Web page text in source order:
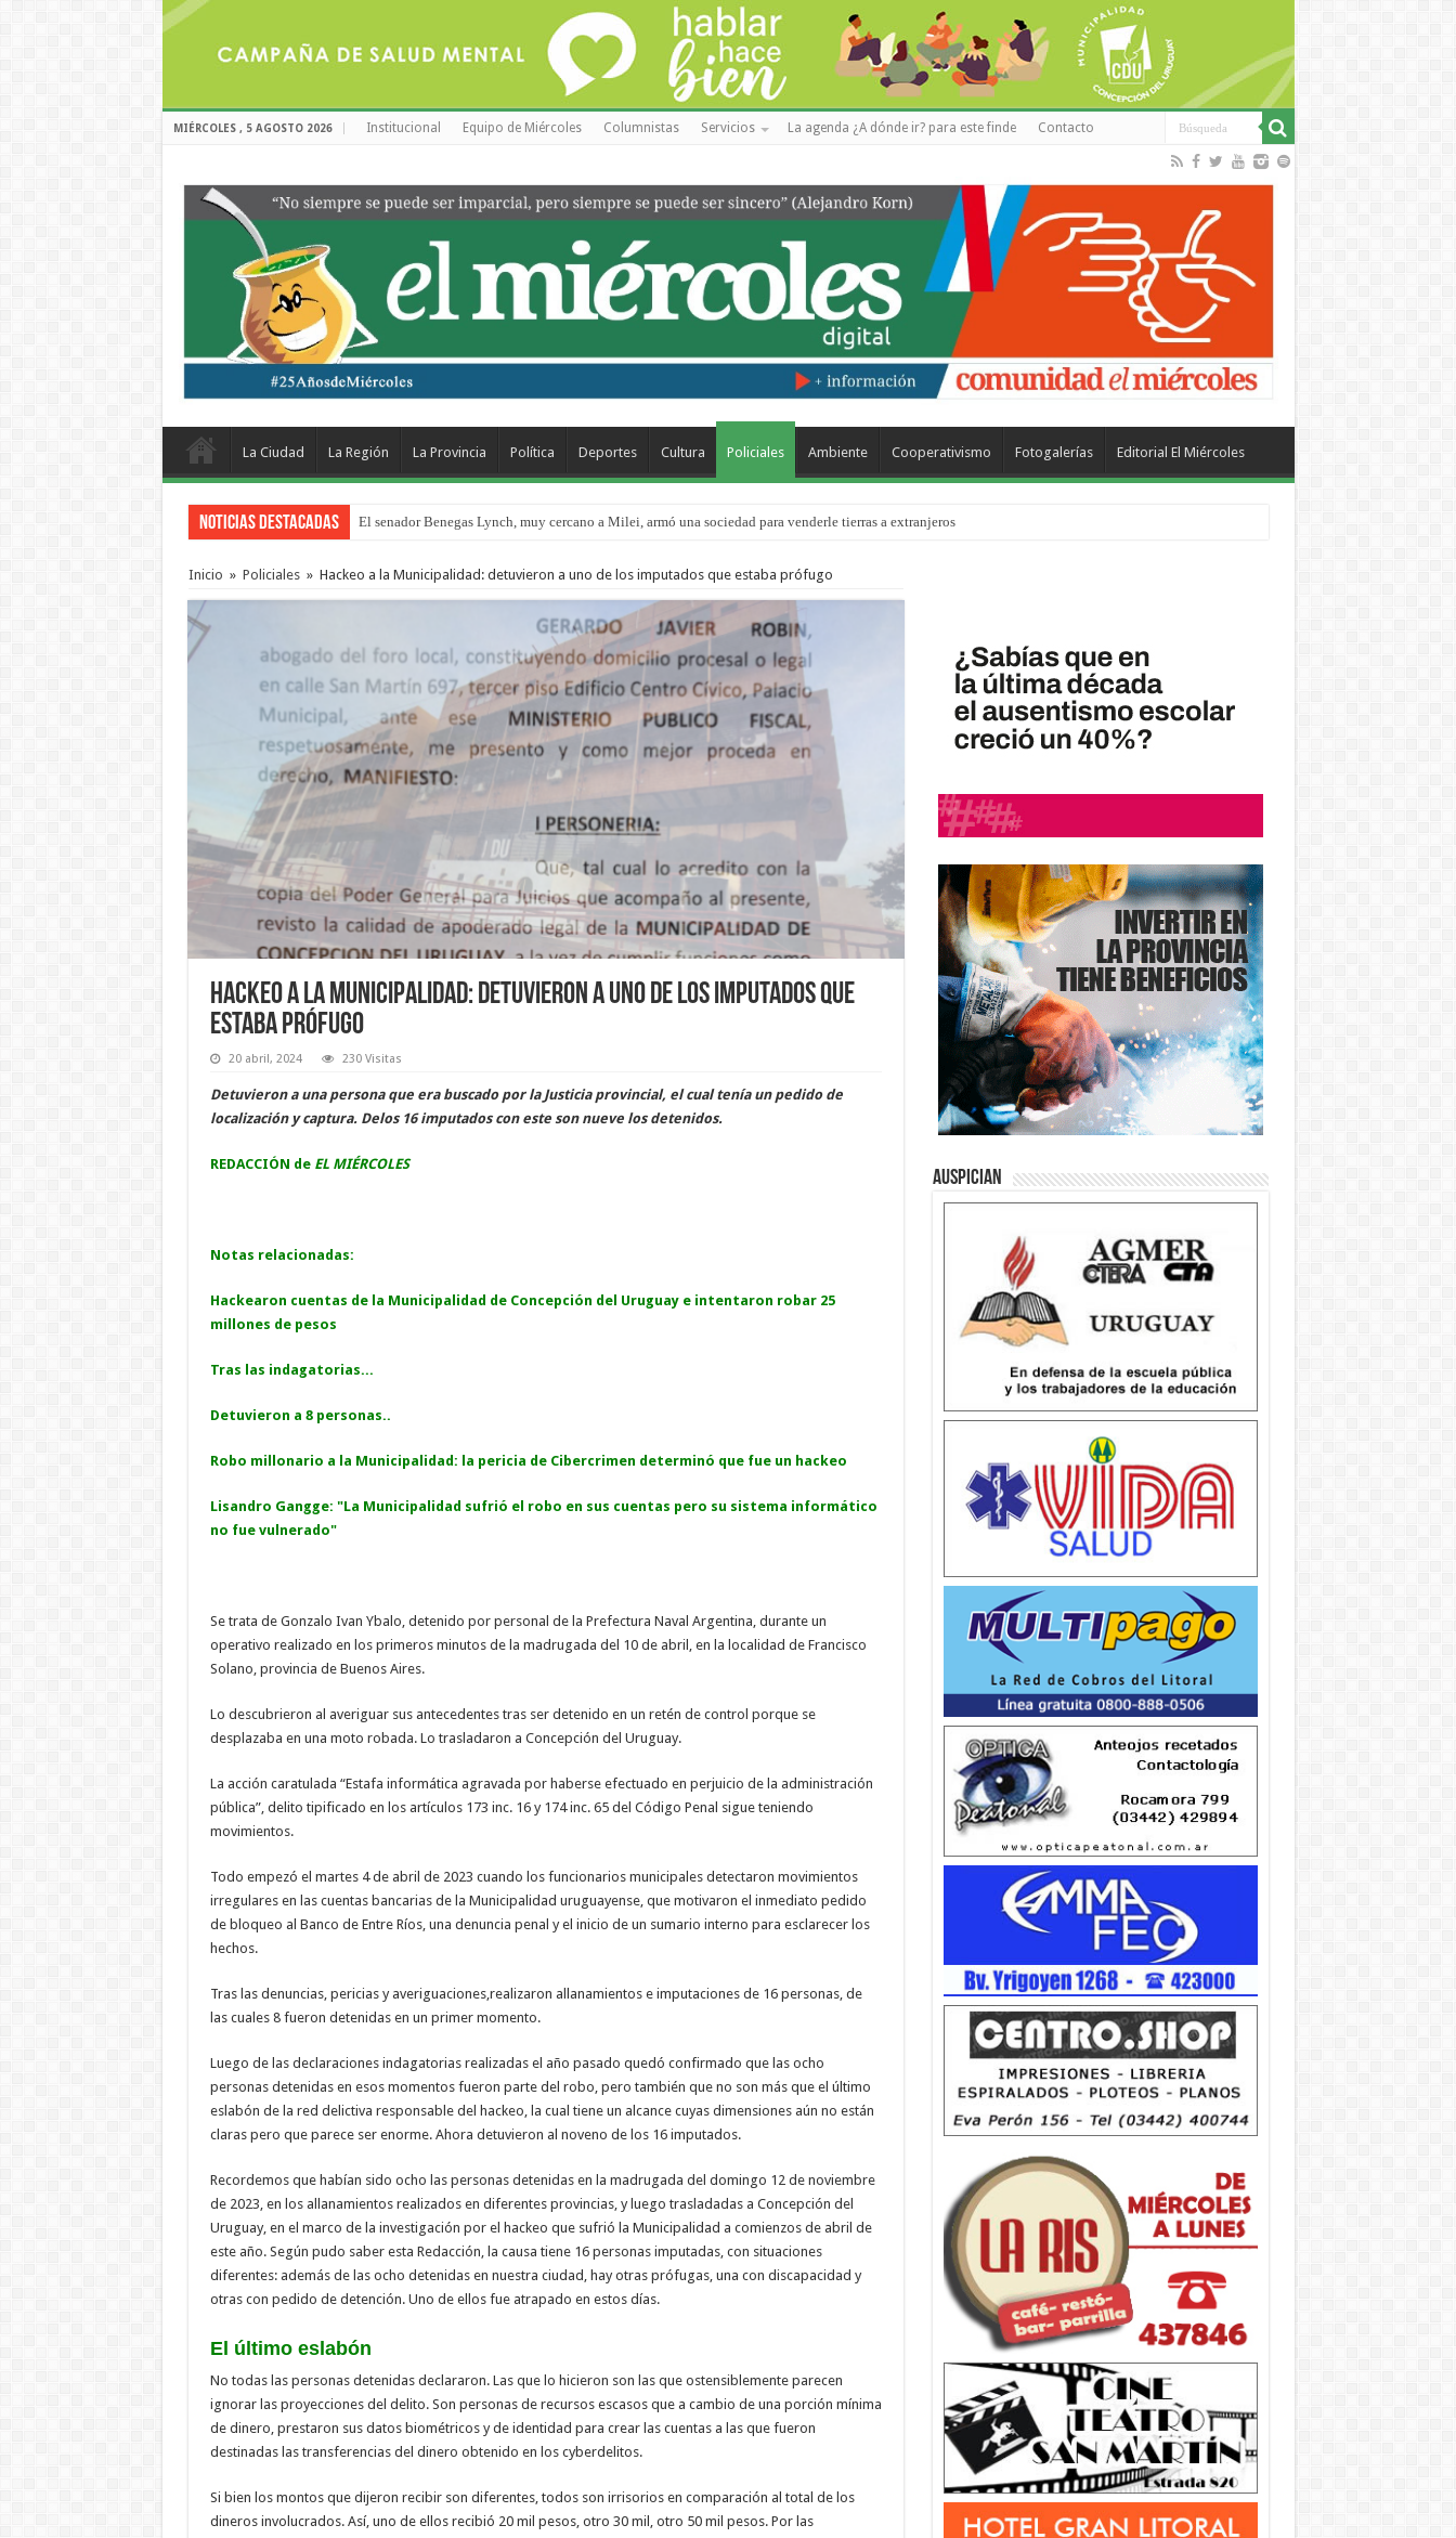
MIÉRCOLES , 5 AGOSTO 2026 Institucional Equipo de Miércoles Columnistas Servicios La agenda ¿A dónde ir? para este finde Contacto
La Ciudad La Región La Provincia Política Deportes Cultura Policiales Ambiente Cooperativismo Fotogalerías Editorial El Miércoles
Noticias Destacadas El senador Benegas Lynch, muy cercano a Milei, armó una sociedad para venderle tierras a extranjeros
El gobierno baja el capítulo de extranjerización de tierras
Inicio » Policiales » Hackeo a la Municipalidad: detuvieron a uno de los imputados que estaba prófugo
Hackeo a la Municipalidad: detuvieron a uno de los imputados que
estaba prófugo
20 abril, 2024 230 Visitas
Detuvieron a una persona que era buscado por la Justicia provincial, el cual tenía un pedido de
localización y captura. Delos 16 imputados con este son nueve los detenidos.
REDACCIÓN de EL MIÉRCOLES
Notas relacionadas:
Hackearon cuentas de la Municipalidad de Concepción del Uruguay e intentaron robar 25
millones de pesos
Tras las indagatorias...
Detuvieron a 8 personas..
Robo millonario a la Municipalidad: la pericia de Cibercrimen determinó que fue un hackeo
Lisandro Gangge: "La Municipalidad sufrió el robo en sus cuentas pero su sistema informático
no fue vulnerado"
Se trata de Gonzalo Ivan Ybalo, detenido por personal de la Prefectura Naval Argentina, durante un
operativo realizado en los primeros minutos de la madrugada del 10 de abril, en la localidad de Francisco
Solano, provincia de Buenos Aires.
Lo descubrieron al averiguar sus antecedentes tras ser detenido en un retén de control porque se
desplazaba en una moto robada. Lo trasladaron a Concepción del Uruguay.
La acción caratulada “Estafa informática agravada por haberse efectuado en perjuicio de la administración
pública”, delito tipificado en los artículos 173 inc. 16 y 174 inc. 65 del Código Penal sigue teniendo
movimientos.
Todo empezó el martes 4 de abril de 2023 cuando los funcionarios municipales detectaron movimientos
irregulares en las cuentas bancarias de la Municipalidad uruguayense, que motivaron el inmediato pedido
de bloqueo al Banco de Entre Ríos, una denuncia penal y el inicio de un sumario interno para esclarecer los
hechos.
Tras las denuncias, pericias y averiguaciones,realizaron allanamientos e imputaciones de 16 personas, de
las cuales 8 fueron detenidas en un primer momento.
Luego de las declaraciones indagatorias realizadas el año pasado quedó confirmado que las ocho
personas detenidas en esos momentos fueron parte del robo, pero también que no son más que el último
eslabón de la red delictiva responsable del hackeo, la cual tiene un alcance cuyas dimensiones aún no están
claras pero que parece ser enorme. Ahora detuvieron al noveno de los 16 imputados.
Recordemos que habían sido ocho las personas detenidas en la madrugada del domingo 12 de noviembre
de 2023, en los allanamientos realizados en diferentes provincias, y luego trasladadas a Concepción del
Uruguay, en el marco de la investigación por el hackeo que sufrió la Municipalidad a comienzos de abril de
este año. Según pudo saber esta Redacción, la causa tiene 16 personas imputadas, con situaciones
diferentes: además de las ocho detenidas en nuestra ciudad, hay otras prófugas, una con discapacidad y
otras con pedido de detención. Uno de ellos fue atrapado en estos días.
El último eslabón
No todas las personas detenidas declararon. Las que lo hicieron son las que ostensiblemente parecen
ignorar las proyecciones del delito. Son personas de recursos escasos que a cambio de una porción mínima
de dinero, prestaron sus datos biométricos y de identidad para crear las cuentas a las que fueron
destinadas las transferencias del dinero obtenido en los cyberdelitos.
Si bien los montos que dijeron recibir son diferentes, todos son irrisorios en comparación al total de los
dineros involucrados. Así, uno de ellos recibió 20 mil pesos, otro 30 mil, otro 50 mil pesos. Por las
Auspician